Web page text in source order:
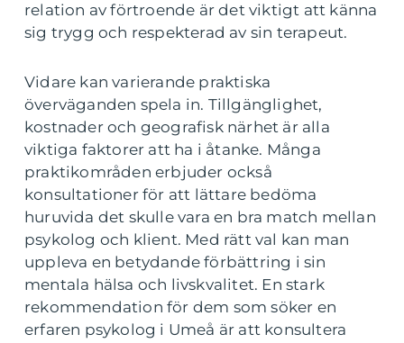
relation av förtroende är det viktigt att känna
sig trygg och respekterad av sin terapeut.
Vidare kan varierande praktiska
överväganden spela in. Tillgänglighet,
kostnader och geografisk närhet är alla
viktiga faktorer att ha i åtanke. Många
praktikområden erbjuder också
konsultationer för att lättare bedöma
huruvida det skulle vara en bra match mellan
psykolog och klient. Med rätt val kan man
uppleva en betydande förbättring i sin
mentala hälsa och livskvalitet. En stark
rekommendation för dem som söker en
erfaren psykolog i Umeå är att konsultera